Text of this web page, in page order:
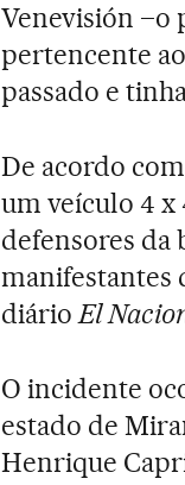
Venevisión –o
pertencente
passado e
De acordo
um veículo 4
defensores da
manifestantes
diárioEl
O incidente
estado de
Henrique